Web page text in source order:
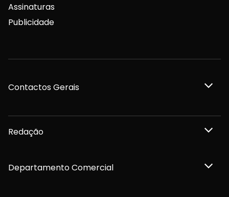
Assinaturas
Publicidade
Contactos Gerais
Redação
Departamento Comercial